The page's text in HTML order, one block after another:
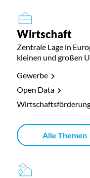
Wirtschaft
Zentrale Lage in
kleinen und großen
Gewerbe
Open Data
Alle Themen